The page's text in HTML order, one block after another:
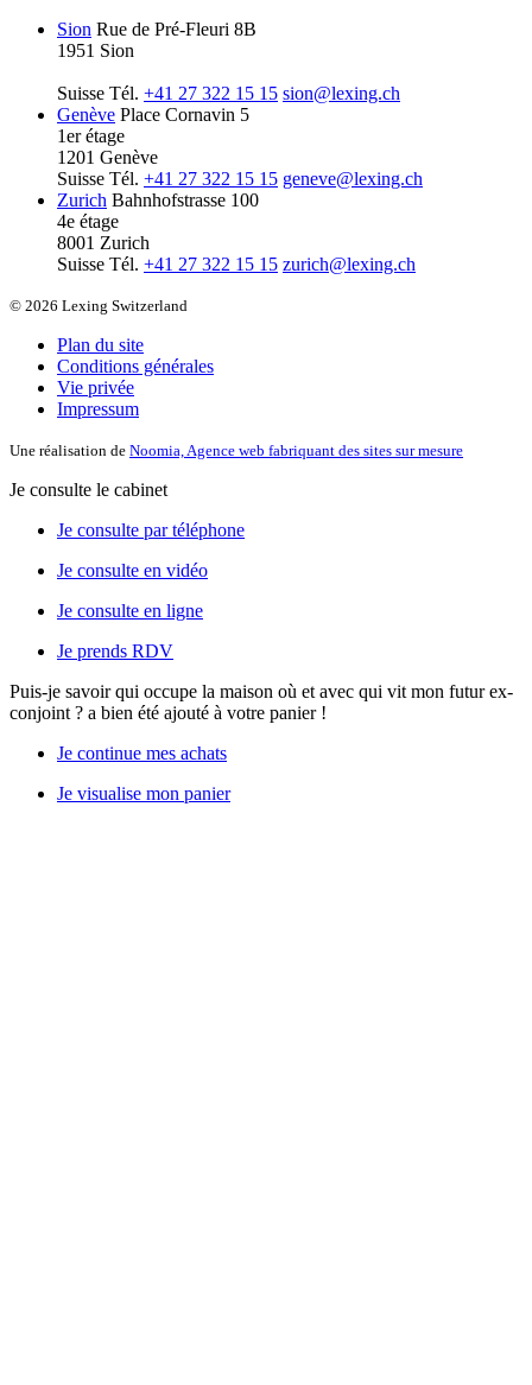
Sion Rue de Pré-Fleuri 8B
1951 Sion
Suisse Tél. +41 27 322 15 15 sion@lexing.ch
Genève Place Cornavin 5
1er étage
1201 Genève
Suisse Tél. +41 27 322 15 15 geneve@lexing.ch
Zurich Bahnhofstrasse 100
4e étage
8001 Zurich
Suisse Tél. +41 27 322 15 15 zurich@lexing.ch
© 2026 Lexing Switzerland
Plan du site
Conditions générales
Vie privée
Impressum
Une réalisation de Noomia, Agence web fabriquant des sites sur mesure
Je consulte le cabinet
Je consulte par téléphone
Je consulte en vidéo
Je consulte en ligne
Je prends RDV
Puis-je savoir qui occupe la maison où et avec qui vit mon futur ex-
conjoint ? a bien été ajouté à votre panier !
Je continue mes achats
Je visualise mon panier